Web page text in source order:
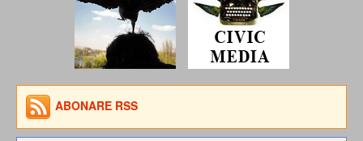
ABONARE RSS